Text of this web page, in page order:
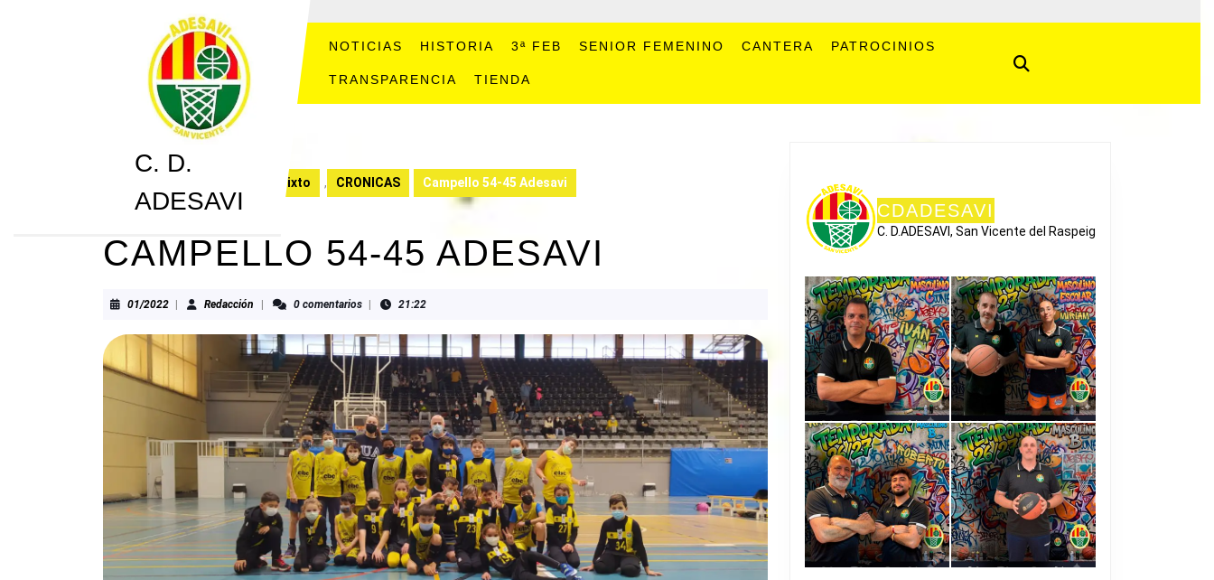
C. D.
ADESAVI
NOTICIAS HISTORIA 3ª FEB SENIOR FEMENINO CANTERA PATROCINIOS
TRANSPARENCIA TIENDA
Benjamín Mixto , CRONICAS Campello 54-45 Adesavi
CAMPELLO 54-45 ADESAVI
01/202201/2022Redacción Redacción0 comentarios 21:22
CDADESAVI
C. D.ADESAVI, San Vicente del Raspeig